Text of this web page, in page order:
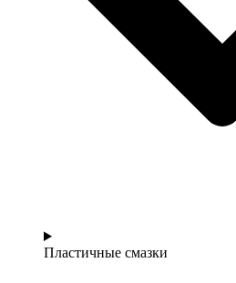
Пластичные смазки